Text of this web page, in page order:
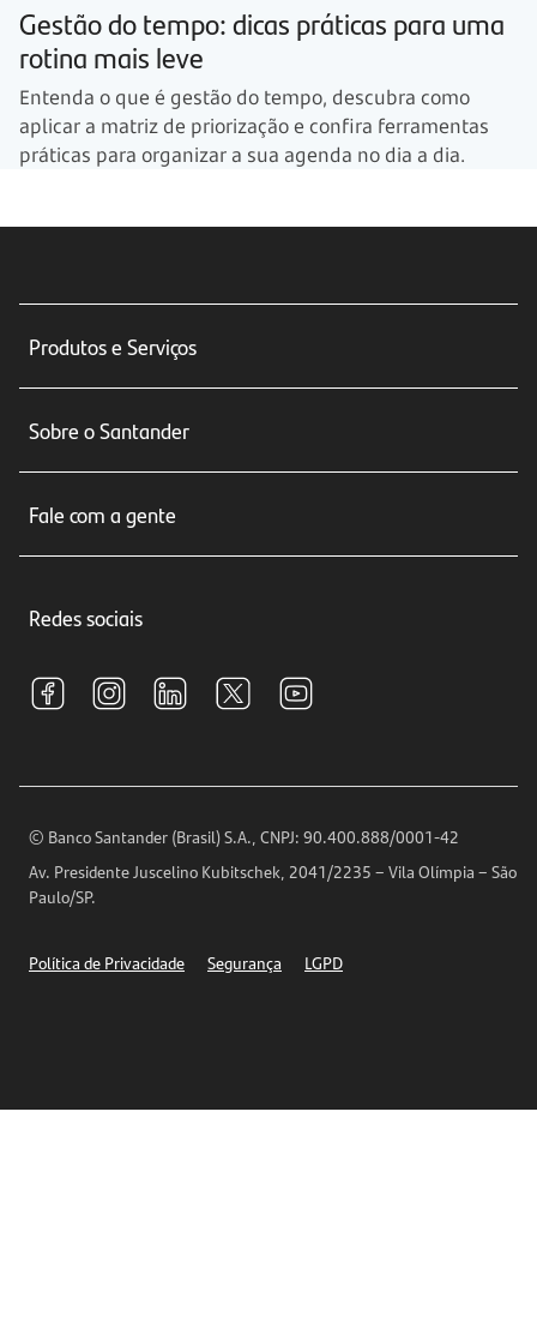
Gestão do tempo: dicas práticas para uma
rotina mais leve
Entenda o que é gestão do tempo, descubra como
aplicar a matriz de priorização e confira ferramentas
práticas para organizar a sua agenda no dia a dia.
Produtos e Serviços
Seguros
Crédito e Financiamentos
Investimentos
Sobre o Santander
Relações com Investidores
Fale com a gente
Central de Renegociação
S.A.C
Encontre nossas agências
Horários de Atendimento
Telefones
Redes sociais
© Banco Santander (Brasil) S.A., CNPJ: 90.400.888/0001-42
Av. Presidente Juscelino Kubitschek, 2041/2235 – Vila Olímpia – São
Paulo/SP.
Política de Privacidade Segurança LGPD